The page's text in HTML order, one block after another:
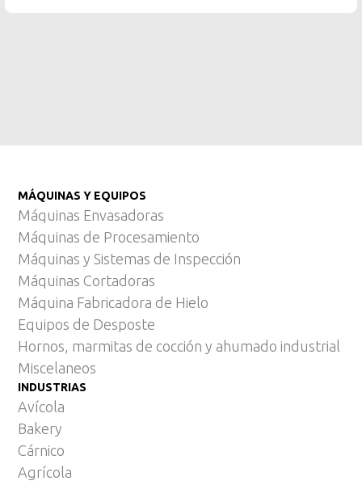
MÁQUINAS Y EQUIPOS
Máquinas Envasadoras
Máquinas de Procesamiento
Máquinas y Sistemas de Inspección
Máquinas Cortadoras
Máquina Fabricadora de Hielo
Equipos de Desposte
Hornos, marmitas de cocción y ahumado industrial
Miscelaneos
INDUSTRIAS
Avícola
Bakery
Cárnico
Agrícola